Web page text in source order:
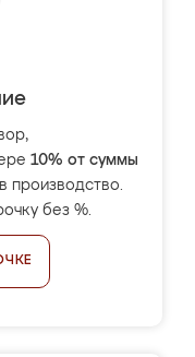
10% от суммы
производство.
без %.